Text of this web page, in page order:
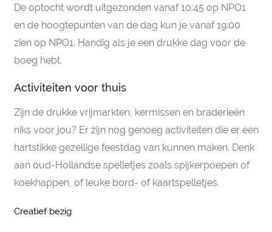
De optocht wordt uitgezonden vanaf 10:45 op NPO1
en de hoogtepunten van de dag kun je vanaf 19:00
zien op NPO1. Handig als je een drukke dag voor de
boeg hebt.
Activiteiten voor thuis
Zijn de drukke vrijmarkten, kermissen en braderieën
niks voor jou? Er zijn nog genoeg activiteiten die er een
hartstikke gezellige feestdag van kunnen maken. Denk
aan oud-Hollandse spelletjes zoals spijkerpoepen of
koekhappen, of leuke bord- of kaartspelletjes.
Creatief bezig